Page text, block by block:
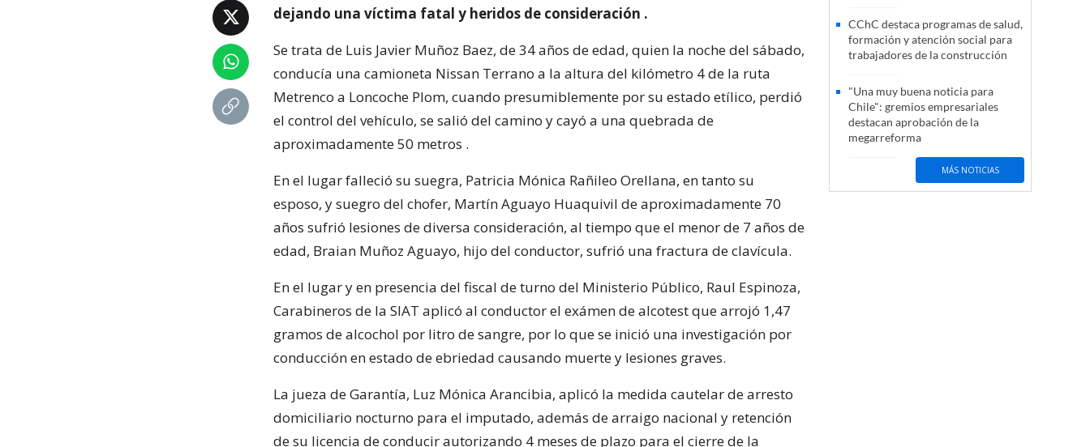
dejando una víctima fatal y heridos de consideración .
Se trata de Luis Javier Muñoz Baez, de 34 años de edad, quien la noche del sábado,
conducía una camioneta Nissan Terrano a la altura del kilómetro 4 de la ruta
Metrenco a Loncoche Plom, cuando presumiblemente por su estado etílico, perdió
el control del vehículo, se salió del camino y cayó a una quebrada de
aproximadamente 50 metros .
En el lugar falleció su suegra, Patricia Mónica Rañileo Orellana, en tanto su
esposo, y suegro del chofer, Martín Aguayo Huaquivil de aproximadamente 70
años sufrió lesiones de diversa consideración, al tiempo que el menor de 7 años de
edad, Braian Muñoz Aguayo, hijo del conductor, sufrió una fractura de clavícula.
En el lugar y en presencia del fiscal de turno del Ministerio Público, Raul Espinoza,
Carabineros de la SIAT aplicó al conductor el exámen de alcotest que arrojó 1,47
gramos de alcochol por litro de sangre, por lo que se inició una investigación por
conducción en estado de ebriedad causando muerte y lesiones graves.
La jueza de Garantía, Luz Mónica Arancibia, aplicó la medida cautelar de arresto
domiciliario nocturno para el imputado, además de arraigo nacional y retención
de su licencia de conducir autorizando 4 meses de plazo para el cierre de la
CChC destaca programas de salud,
formación y atención social para
trabajadores de la construcción
"Una muy buena noticia para
Chile": gremios empresariales
destacan aprobación de la
megarreforma
MÁS NOTICIAS